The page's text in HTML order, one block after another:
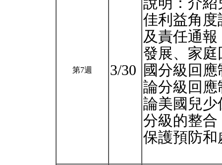
第7週 3/30
佳利益⾓
及責任通報
發展、家
國分級回應
論分級回
論美國兒
分級的整
保護預防